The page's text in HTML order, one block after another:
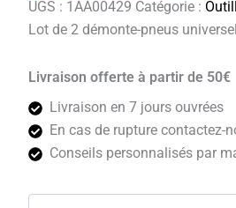
universels
Vittoria
UGS : 1AA00429 Catégorie :
Lot de 2 démonte-pneus
Livraison offerte à partir de 50€
Livraison en 7 jours ouvrées
En cas de rupture contactez-
Conseils personnalisés par